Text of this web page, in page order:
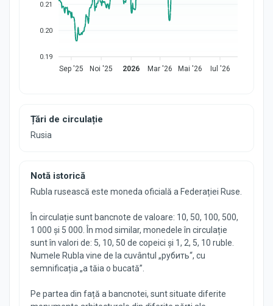
0.21
0.20
0.19
Sep '25 Noi '25 2026 Mar '26 Mai '26 Iul '26
Țări de circulație
Rusia
Notă istorică
Rubla rusească este moneda oficială a Federației Ruse.
În circulație sunt bancnote de valoare: 10, 50, 100, 500,
1 000 și 5 000. În mod similar, monedele în circulație
sunt în valori de: 5, 10, 50 de copeici și 1, 2, 5, 10 ruble.
Numele Rubla vine de la cuvântul „рубить“, cu
semnificația „a tăia o bucată”.
Pe partea din față a bancnotei, sunt situate diferite